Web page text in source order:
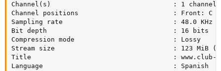
Channel(s)                               : 1 channel
Channel positions                        : Front: C
Sampling rate                            : 48.0 KHz
Bit depth                                : 16 bits
Compression mode                         : Lossy
Stream size                              : 123 MiB
Title                                    : www.club-
Language                                 : Spanish